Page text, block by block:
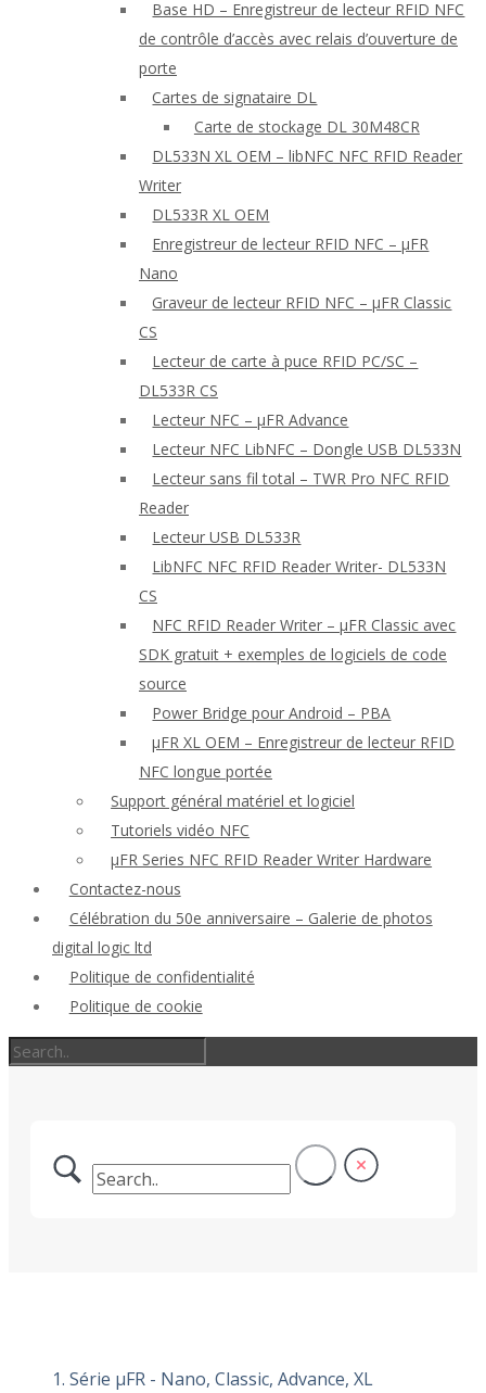
Base HD – Enregistreur de lecteur RFID NFC
de contrôle d’accès avec relais d’ouverture de
porte
Cartes de signataire DL
Carte de stockage DL 30M48CR
DL533N XL OEM – libNFC NFC RFID Reader
Writer
DL533R XL OEM
Enregistreur de lecteur RFID NFC – μFR
Nano
Graveur de lecteur RFID NFC – μFR Classic
CS
Lecteur de carte à puce RFID PC/SC –
DL533R CS
Lecteur NFC – μFR Advance
Lecteur NFC LibNFC – Dongle USB DL533N
Lecteur sans fil total – TWR Pro NFC RFID
Reader
Lecteur USB DL533R
LibNFC NFC RFID Reader Writer- DL533N
CS
NFC RFID Reader Writer – μFR Classic avec
SDK gratuit + exemples de logiciels de code
source
Power Bridge pour Android – PBA
μFR XL OEM – Enregistreur de lecteur RFID
NFC longue portée
Support général matériel et logiciel
Tutoriels vidéo NFC
μFR Series NFC RFID Reader Writer Hardware
Contactez-nous
Célébration du 50e anniversaire – Galerie de photos
digital logic ltd
Politique de confidentialité
Politique de cookie
1. Série μFR - Nano, Classic, Advance, XL